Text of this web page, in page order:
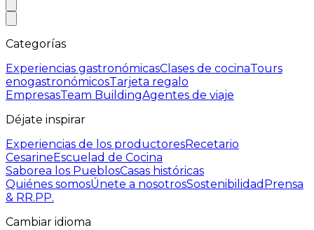
Categorías
Experiencias gastronómicasClases de cocinaTours
enogastronómicosTarjeta regalo
EmpresasTeam BuildingAgentes de viaje
Déjate inspirar
Experiencias de los productoresRecetario
CesarineEscuelad de Cocina
Saborea los PueblosCasas históricas
Quiénes somosÚnete a nosotrosSostenibilidad Prensa
& RR.PP.
Cambiar idioma